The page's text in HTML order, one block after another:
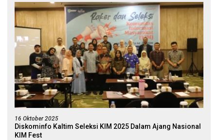
16 Oktober 2025
Diskominfo Kaltim Seleksi KIM 2025 Dalam Ajang Nasional
KIM Fest